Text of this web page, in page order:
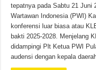
tepatnya pada Sabtu 21 Juni
Wartawan Indonesia (PWI)
konferensi luar biasa atau
bakti 2025-2028. Menjelang
didampingi Plt Ketua PWI
audensi dengan kepala